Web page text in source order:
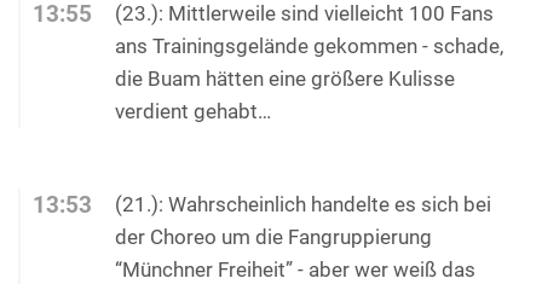
13:55
(23.): Mittlerweile sind vielleicht 100 Fans
ans Trainingsgelände gekommen - schade,
die Buam hätten eine größere Kulisse
verdient gehabt…
13:53
(21.): Wahrscheinlich handelte es sich bei
der Choreo um die Fangruppierung
“Münchner Freiheit” - aber wer weiß das